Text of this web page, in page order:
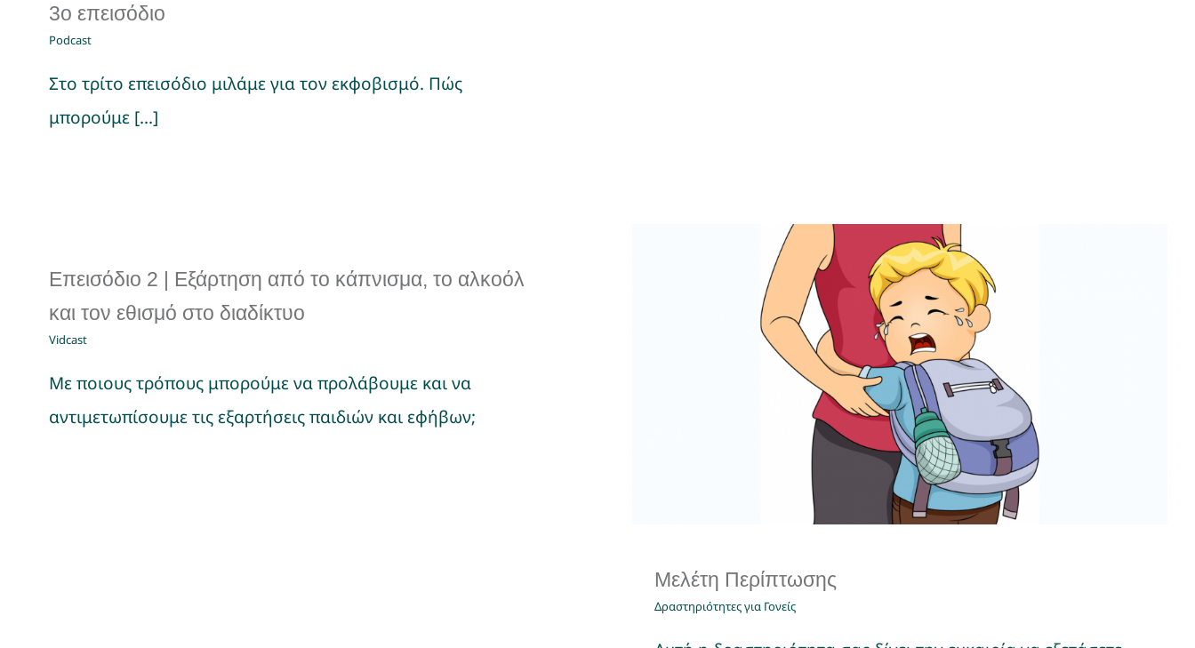
3ο επεισόδιο
Podcast
Στο τρίτο επεισόδιο μιλάμε για τον εκφοβισμό. Πώς
μπορούμε [...]
Επεισόδιο 2 | Εξάρτηση από το κάπνισμα, το αλκοόλ
και τον εθισμό στο διαδίκτυο
Vidcast
Με ποιους τρόπους μπορούμε να προλάβουμε και να
αντιμετωπίσουμε τις εξαρτήσεις παιδιών και εφήβων;
Μελέτη Περίπτωσης
Δραστηριότητες για Γονείς
Μελέτη Περίπτωσης
Δραστηριότητες για Γονείς